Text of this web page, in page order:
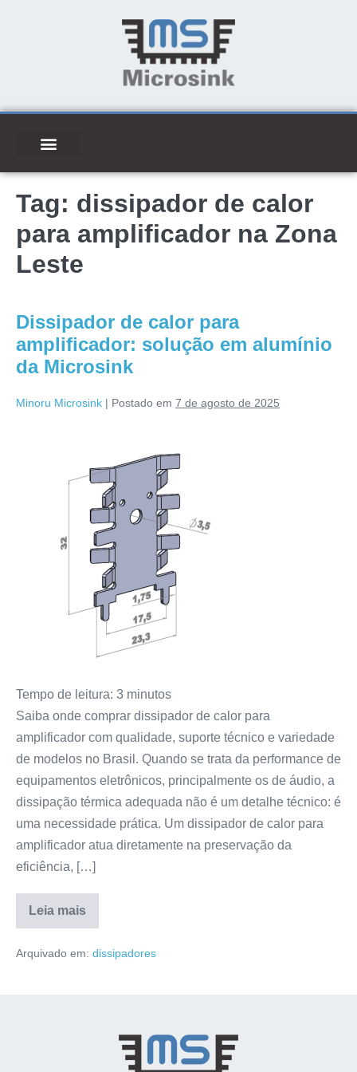
Tag: dissipador de calor
para amplificador na Zona
Leste
Dissipador de calor para
amplificador: solução em alumínio
da Microsink
Minoru Microsink | Postado em 7 de agosto de 2025
Tempo de leitura: 3 minutos
Saiba onde comprar dissipador de calor para
amplificador com qualidade, suporte técnico e variedade
de modelos no Brasil. Quando se trata da performance de
equipamentos eletrônicos, principalmente os de áudio, a
dissipação térmica adequada não é um detalhe técnico: é
uma necessidade prática. Um dissipador de calor para
amplificador atua diretamente na preservação da
eficiência, […]
Leia mais
Arquivado em: dissipadores